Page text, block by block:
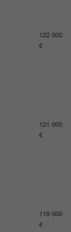
111 000
€
111 000
€
110 000
€